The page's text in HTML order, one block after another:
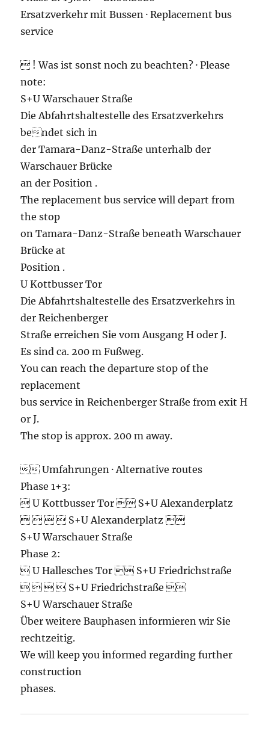
Ersatzverkehr mit Bussen · Replacement bus
service
 ! Was ist sonst noch zu beachten? · Please
note:
S+U Warschauer Straße
Die Abfahrtshaltestelle des Ersatzverkehrs
bendet sich in
der Tamara-Danz-Straße unterhalb der
Warschauer Brücke
an der Position .
The replacement bus service will depart from
the stop
on Tamara-Danz-Straße beneath Warschauer
Brücke at
Position .
U Kottbusser Tor
Die Abfahrtshaltestelle des Ersatzverkehrs in
der Reichenberger
Straße erreichen Sie vom Ausgang H oder J.
Es sind ca. 200 m Fußweg.
You can reach the departure stop of the
replacement
bus service in Reichenberger Straße from exit H
or J.
The stop is approx. 200 m away.
Umfahrungen · Alternative routes
Phase 1+3:
 U Kottbusser Tor  S+U Alexanderplatz
    S+U Alexanderplatz 
S+U Warschauer Straße
Phase 2:
 U Hallesches Tor  S+U Friedrichstraße
    S+U Friedrichstraße 
S+U Warschauer Straße
Über weitere Bauphasen informieren wir Sie
rechtzeitig.
We will keep you informed regarding further
construction
phases.